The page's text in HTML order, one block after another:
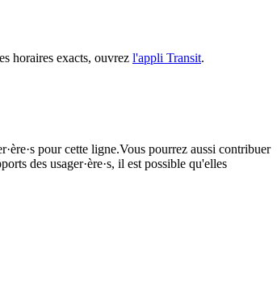
horaires exacts, ouvrez l'appli Transit.
pour cette ligne.Vous pourrez aussi contribuer
des usager·ère·s, il est possible qu'elles